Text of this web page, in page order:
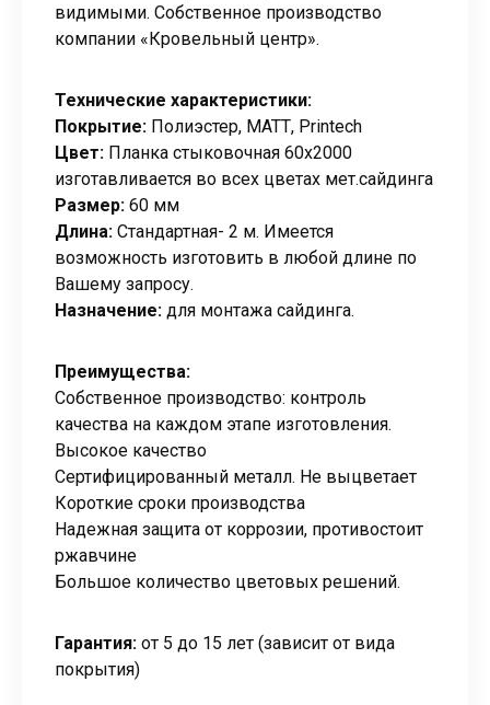
видимыми. Собственное производство
компании «Кровельный центр».
Технические характеристики:
Покрытие: Полиэстер, МАТТ, Printech
Цвет: Планка стыковочная 60х2000
изготавливается во всех цветах мет.сайдинга
Размер: 60 мм
Длина: Стандартная- 2 м. Имеется
возможность изготовить в любой длине по
Вашему запросу.
Назначение: для монтажа сайдинга.
Преимущества:
Собственное производство: контроль
качества на каждом этапе изготовления.
Высокое качество
Сертифицированный металл. Не выцветает
Короткие сроки производства
Надежная защита от коррозии, противостоит
ржавчине
Большое количество цветовых решений.
Гарантия: от 5 до 15 лет (зависит от вида
покрытия)